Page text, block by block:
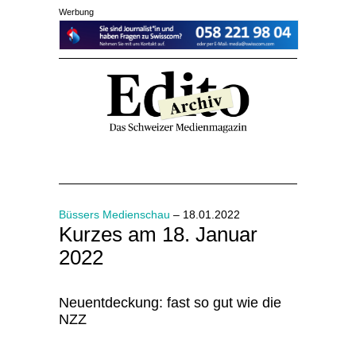
Werbung
Büssers Medienschau – 18.01.2022
Kurzes am 18. Januar
2022
Neuentdeckung: fast so gut wie die
NZZ